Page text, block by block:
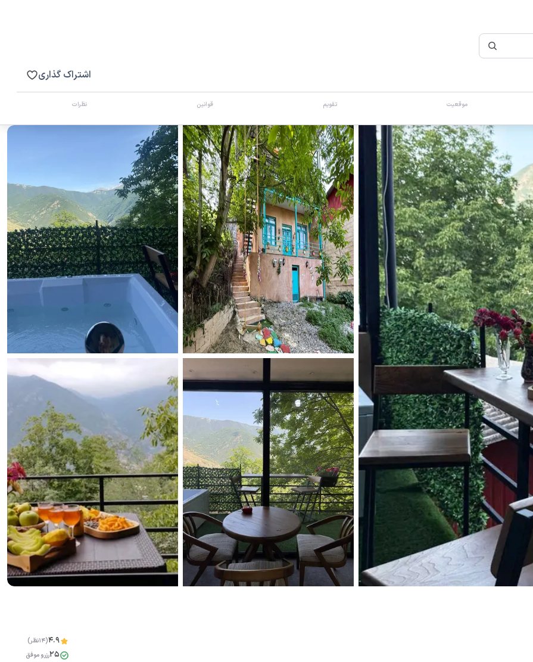
موقعیت تقویم قوانین نظرات
اشتراک گذاری
4.9(14نظر)
25رزرو موفق